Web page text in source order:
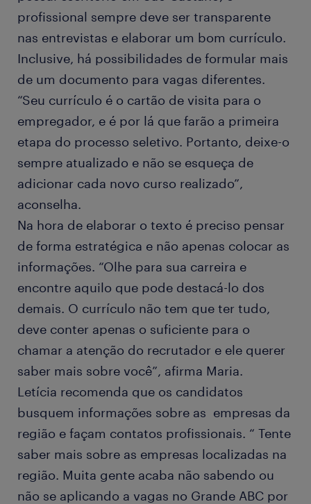
profissional sempre deve ser transparente
nas entrevistas e elaborar um bom currículo.
Inclusive, há possibilidades de formular mais
de um documento para vagas diferentes.
“Seu currículo é o cartão de visita para o
empregador, e é por lá que farão a primeira
etapa do processo seletivo. Portanto, deixe-o
sempre atualizado e não se esqueça de
adicionar cada novo curso realizado”,
aconselha.
Na hora de elaborar o texto é preciso pensar
de forma estratégica e não apenas colocar as
informações. “Olhe para sua carreira e
encontre aquilo que pode destacá-lo dos
demais. O currículo não tem que ter tudo,
deve conter apenas o suficiente para o
chamar a atenção do recrutador e ele querer
saber mais sobre você”, afirma Maria.
Letícia recomenda que os candidatos
busquem informações sobre as empresas da
região e façam contatos profissionais. “ Tente
saber mais sobre as empresas localizadas na
região. Muita gente acaba não sabendo ou
não se aplicando a vagas no Grande ABC por